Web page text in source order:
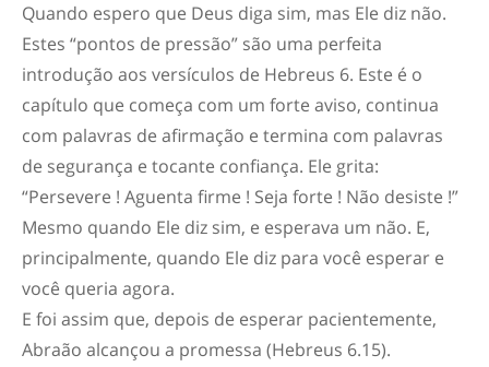
Quando espero que Deus diga sim, mas Ele diz não.
Estes “pontos de pressão” são uma perfeita
introdução aos versículos de Hebreus 6. Este é o
capítulo que começa com um forte aviso, continua
com palavras de afirmação e termina com palavras
de segurança e tocante confiança. Ele grita:
“Persevere ! Aguenta firme ! Seja forte ! Não desiste !”
Mesmo quando Ele diz sim, e esperava um não. E,
principalmente, quando Ele diz para você esperar e
você queria agora.
E foi assim que, depois de esperar pacientemente,
Abraão alcançou a promessa (Hebreus 6.15).